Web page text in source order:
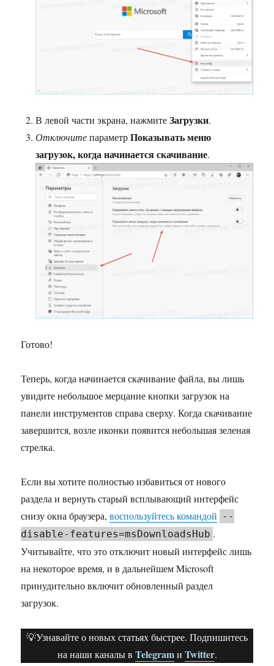
В левой части экрана, нажмитеЗагрузки.
ОтключитепараметрПоказывать меню
загрузок, когда начинается скачивание.
Готово!
Теперь, когда начинается скачивание файла, вы лишь
увидите небольшое мерцание кнопки загрузок на
панели инструментов справа сверху. Когда скачивание
завершится, возле иконки появится небольшая зеленая
стрелка.
Если вы хотите полностью избавиться от нового
раздела и вернуть старый всплывающий интерфейс
снизу окна браузера,воспользуйтесь командой --
disable-features=msDownloadsHub .
Учитывайте, что это отключит новый интерфейс лишь
на некоторое время, и в дальнейшем Microsoft
принудительно включит обновленный раздел
загрузок.
💡Узнавайте о новых статьях быстрее. Подпишитесь
на наши каналы в Telegramи Twitter.